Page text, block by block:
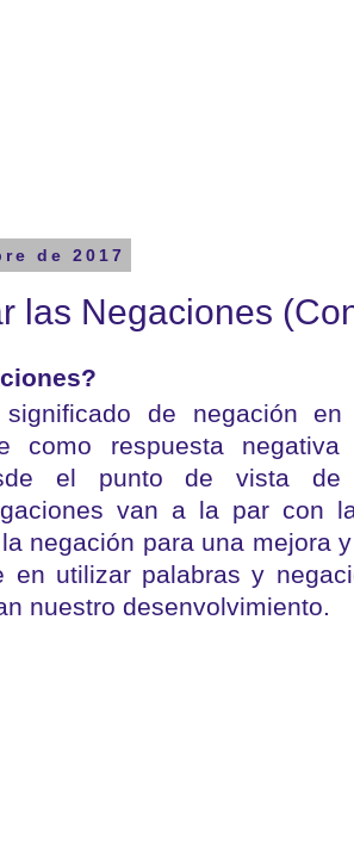
de 2017
las Negaciones
significado de negación
como respuesta
el punto de vista de
van a la par con
negación para una mejora
en utilizar palabras y
nuestro desenvolvimiento.